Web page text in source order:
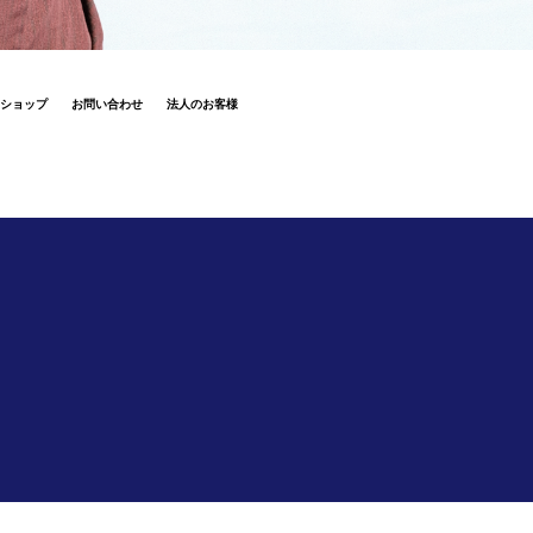
ョップ お問い合わせ 法人のお客様